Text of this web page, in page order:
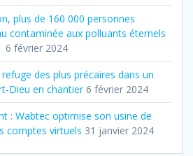
plus de 160 000 personnes
contaminée aux polluants éternels
6 février 2024
refuge des plus précaires dans un
en chantier 6 février 2024
: Wabtec optimise son usine de
comptes virtuels 31 janvier 2024